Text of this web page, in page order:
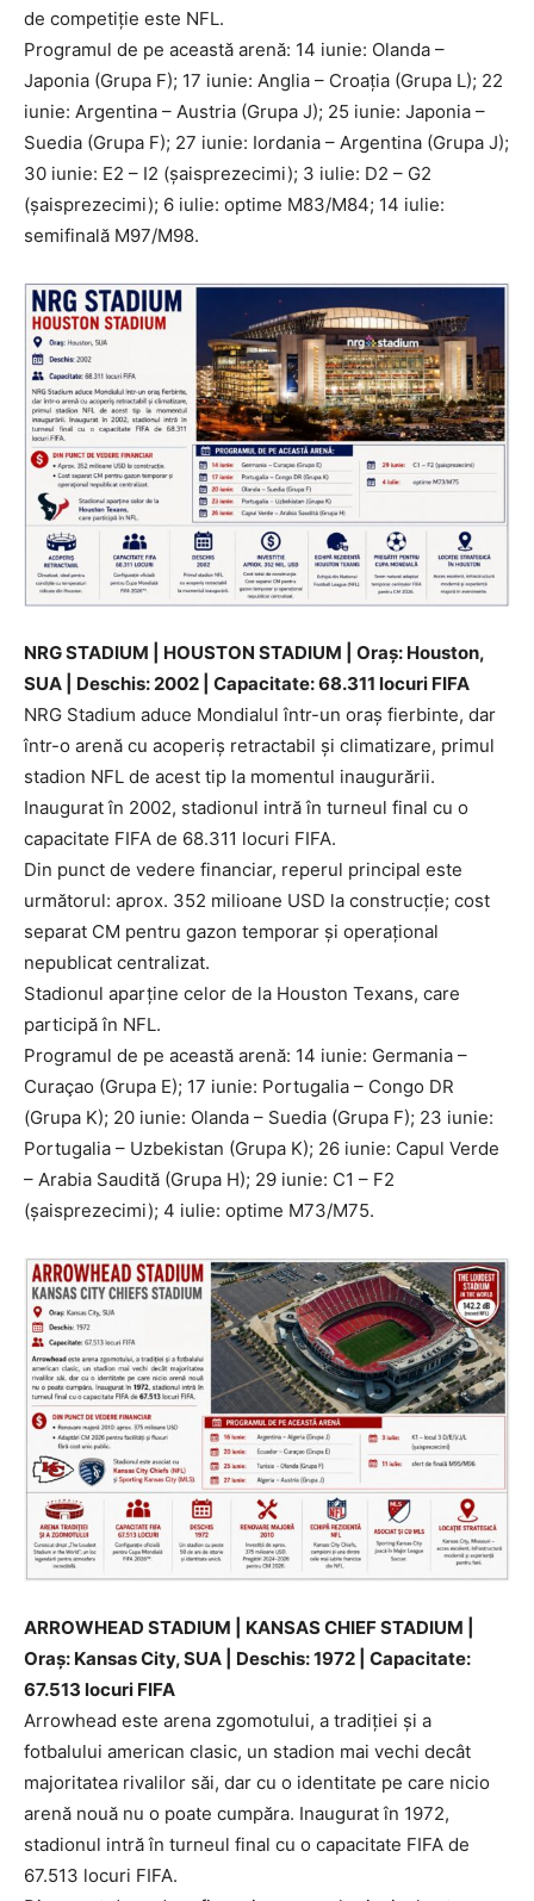
de competiție este NFL.
Programul de pe această arenă: 14 iunie: Olanda –
Japonia (Grupa F); 17 iunie: Anglia – Croația (Grupa L); 22
iunie: Argentina – Austria (Grupa J); 25 iunie: Japonia –
Suedia (Grupa F); 27 iunie: Iordania – Argentina (Grupa J);
30 iunie: E2 – I2 (șaisprezecimi); 3 iulie: D2 – G2
(șaisprezecimi); 6 iulie: optime M83/M84; 14 iulie:
semifinală M97/M98.
NRG STADIUM | HOUSTON STADIUM | Oraș: Houston,
SUA | Deschis: 2002 | Capacitate: 68.311 locuri FIFA
NRG Stadium aduce Mondialul într-un oraș fierbinte, dar
într-o arenă cu acoperiș retractabil și climatizare, primul
stadion NFL de acest tip la momentul inaugurării.
Inaugurat în 2002, stadionul intră în turneul final cu o
capacitate FIFA de 68.311 locuri FIFA.
Din punct de vedere financiar, reperul principal este
următorul: aprox. 352 milioane USD la construcție; cost
separat CM pentru gazon temporar și operațional
nepublicat centralizat.
Stadionul aparține celor de la Houston Texans, care
participă în NFL.
Programul de pe această arenă: 14 iunie: Germania –
Curaçao (Grupa E); 17 iunie: Portugalia – Congo DR
(Grupa K); 20 iunie: Olanda – Suedia (Grupa F); 23 iunie:
Portugalia – Uzbekistan (Grupa K); 26 iunie: Capul Verde
– Arabia Saudită (Grupa H); 29 iunie: C1 – F2
(șaisprezecimi); 4 iulie: optime M73/M75.
ARROWHEAD STADIUM | KANSAS CHIEF STADIUM |
Oraș: Kansas City, SUA | Deschis: 1972 | Capacitate:
67.513 locuri FIFA
Arrowhead este arena zgomotului, a tradiției și a
fotbalului american clasic, un stadion mai vechi decât
majoritatea rivalilor săi, dar cu o identitate pe care nicio
arenă nouă nu o poate cumpăra. Inaugurat în 1972,
stadionul intră în turneul final cu o capacitate FIFA de
67.513 locuri FIFA.